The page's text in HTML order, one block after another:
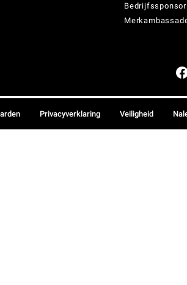
Privacyverklaring Veiligheid